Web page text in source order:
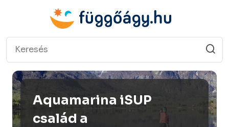
Aquamarina iSUP
család a